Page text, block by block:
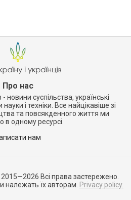
Про нас
- новини суспільства, українські
і техніки. Все найцікавіше зі
та повсякденного життя ми
в одному ресурсі.
нам
2015—2026 Всі права застережено.
належать їх авторам. Privacy policy.